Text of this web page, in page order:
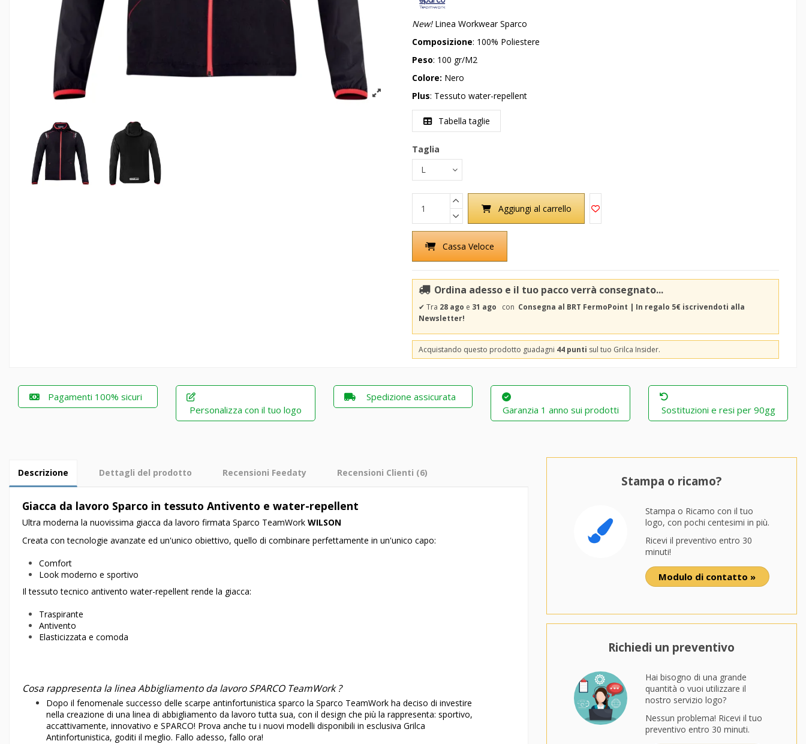
New!Linea Workwear Sparco
Composizione: 100% Poliestere
Peso: 100 gr/M2
Colore: Nero
Plus: Tessuto water-repellent
Tabella taglie
Taglia
Aggiungi al carrello
Cassa Veloce
Ordina adesso e il tuo pacco verrà consegnato...
✔ Tra 28 ago e 31 ago con Consegna al BRT FermoPoint | In regalo 5€ iscrivendoti alla
Newsletter!
Acquistando questo prodotto guadagni 44 punti sul tuo Grilca Insider.
Pagamenti 100% sicuri
Personalizza con il tuo logo
Spedizione assicurata
Garanzia 1 anno sui prodotti
Sostituzioni e resi per 90gg
Descrizione Dettagli del prodotto Recensioni Feedaty Recensioni Clienti (6)
Giacca da lavoro Sparco in tessuto Antivento e water-repellent
Ultra moderna la nuovissima giacca da lavoro firmata Sparco TeamWork WILSON
Creata con tecnologie avanzate ed un'unico obiettivo, quello di combinare perfettamente in un'unico capo:
Comfort
Look moderno e sportivo
Il tessuto tecnico antivento water-repellent rende la giacca:
Traspirante
Antivento
Elasticizzata e comoda
Cosa rappresenta la linea Abbigliamento da lavoro SPARCO TeamWork ?
Dopo il fenomenale successo delle scarpe antinfortunistica sparco la Sparco TeamWork ha deciso di investire
nella creazione di una linea di abbigliamento da lavoro tutta sua, con il design che più la rappresenta: sportivo,
accattivamente, innovativo e SPARCO! Prova anche tu i nuovi modelli disponibili in esclusiva Grilca
Antinfortunistica, goditi il meglio. Fallo adesso, fallo ora!
Stampa o ricamo?
Stampa o Ricamo con il tuo
logo, con pochi centesimi in più.
Ricevi il preventivo entro 30
minuti!
Modulo di contatto »
Richiedi un preventivo
Hai bisogno di una grande
quantità o vuoi utilizzare il
nostro servizio logo?
Nessun problema! Ricevi il tuo
preventivo entro 30 minuti.